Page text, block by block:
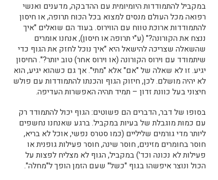
במקביל להתמודדות היומיומית עם ההדבקה, מדענים ואנשי
רפואה מכל העולם מנסים למצוא בכל הכוח תרופה, או חיסון
להתמודדות ארוכת טווח עם הווירוס. בעוד הם שואלים "איך
ננצח את הקורונה?" (ע"י תרופה או חיסון), אנחנו אומרים
שהשאלה שצריכה להישאל היא "איך נוכל לחזק את הגוף כדי
שיתמודד עם וירוס הקורונה (או וירוס אחר) טוב יותר?". החיסון
יגיע. זו לא שאלה של "אם" אלא "מתי". אך גם כשהוא יגיע, הוא
לא יהיה מושלם. לכן, חיזוק הגוף והכנתו להתמודדות עם פולש
חיצוני בעל כוונת זדון – תמיד תהיה האפשרות העדיפה.
בסופו של דבר, הדברים הם פשוטים: הגוף יכול להתמודד רק
עם כמות מוגבלת של בעיות במקביל. ברגע שאנחנו נחשפים
ליותר מדי גורמים שליליים (כמו סטרס נפשי, אוכל לא בריא,
חוסר בחומרים מזינים, חוסר שינה, חוסר פעילות גופנית או
פעילות לא נכונה וכד') במקביל, הגוף לא מצליח לפצות על
הכול ונוצר איפשהו בגוף "כשל" שעם הזמן הופך ל"מחלה".